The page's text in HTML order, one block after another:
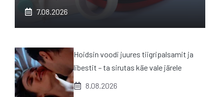
7.08.2026
Hoidsin voodi juures tiigripalsamit ja
libestit – ta sirutas käe vale järele
8.08.2026